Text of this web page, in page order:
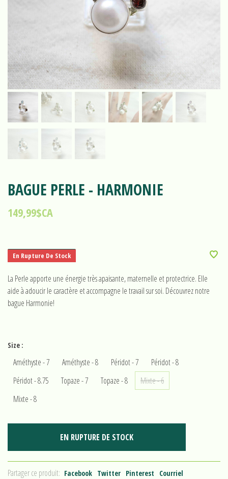
BAGUE PERLE - HARMONIE
149,99$CA
En Rupture De Stock
La Perle apporte une énergie très apaisante, maternelle et protectrice. Elle
aide à adoucir le caractère et accompagne le travail sur soi. Découvrez notre
bague Harmonie!
Size :
Améthyste - 7 Améthyste - 8 Péridot - 7
Péridot - 8
Péridot - 8.75
Topaze - 7 Topaze - 8
Mixte - 6
Mixte - 8
EN RUPTURE DE STOCK
Partager ce produit: Facebook Twitter Pinterest Courriel